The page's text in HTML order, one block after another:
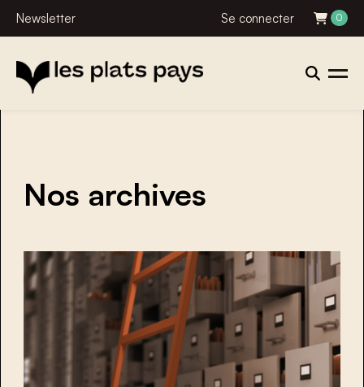
Newsletter Se connecter 0
Nos archives